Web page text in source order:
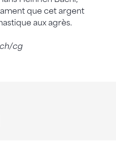
que cet argent
aux agrès.
cg